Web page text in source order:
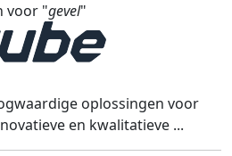
voor "gevel"
oplossingen voor
en kwalitatieve ...